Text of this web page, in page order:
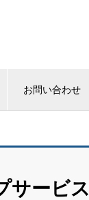
お問い合わせ
サービス